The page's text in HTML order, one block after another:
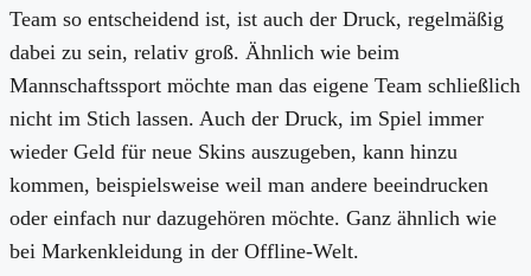
Team so entscheidend ist, ist auch der Druck, regelmäßig
dabei zu sein, relativ groß. Ähnlich wie beim
Mannschaftssport möchte man das eigene Team schließlich
nicht im Stich lassen. Auch der Druck, im Spiel immer
wieder Geld für neue Skins auszugeben, kann hinzu
kommen, beispielsweise weil man andere beeindrucken
oder einfach nur dazugehören möchte. Ganz ähnlich wie
bei Markenkleidung in der Offline-Welt.